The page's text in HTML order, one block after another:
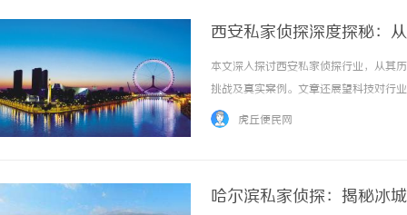
西安私家侦探深度探秘：
本文深入探讨西安私家侦探行业，从其
挑战及真实案例。文章还展望科技对行
阴影中追寻真相，反映了社会复杂需求
虎丘便民网
哈尔滨私家侦探：揭秘冰